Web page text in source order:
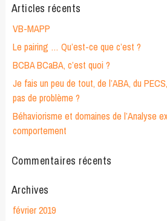
Articles récents
VB-MAPP
Le pairing … Qu’est-ce que c’est ?
BCBA BCaBA, c’est quoi ?
Je fais un peu de tout, de l’ABA, du
pas de problème ?
Béhaviorisme et domaines de l’Analyse
comportement
Commentaires récents
Archives
février 2019